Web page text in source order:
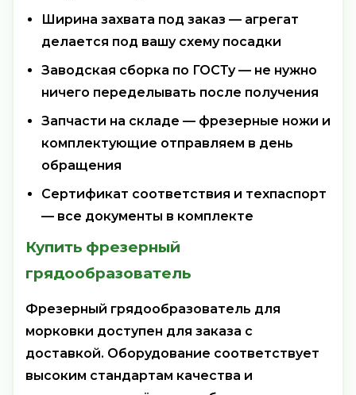
Ширина захвата под заказ — агрегат
делается под вашу схему посадки
Заводская сборка по ГОСТу — не нужно
ничего переделывать после получения
Запчасти на складе — фрезерные ножи и
комплектующие отправляем в день
обращения
Сертификат соответствия и техпаспорт
— все документы в комплекте
Купить фрезерный
грядообразователь
Фрезерный грядообразователь для
морковки доступен для заказа с
доставкой. Оборудование соответствует
высоким стандартам качества и